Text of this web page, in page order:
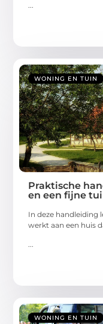
...
WONING EN TUIN
Praktische
en een fijne
In deze handleiding
werkt aan een huis
...
WONING EN TUIN